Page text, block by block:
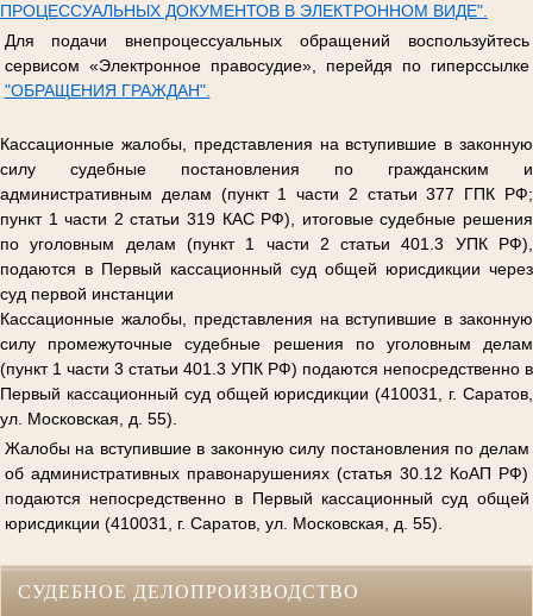
ПРОЦЕССУАЛЬНЫХ ДОКУМЕНТОВ В ЭЛЕКТРОННОМ ВИДЕ".
Для подачи внепроцессуальных обращений воспользуйтесь
сервисом «Электронное правосудие», перейдя по гиперссылке
"ОБРАЩЕНИЯ ГРАЖДАН".
Кассационные жалобы, представления на вступившие в законную
силу судебные постановления по гражданским и
административным делам (пункт 1 части 2 статьи 377 ГПК РФ;
пункт 1 части 2 статьи 319 КАС РФ), итоговые судебные решения
по уголовным делам (пункт 1 части 2 статьи 401.3 УПК РФ),
подаются в Первый кассационный суд общей юрисдикции через
суд первой инстанции
Кассационные жалобы, представления на вступившие в законную
силу промежуточные судебные решения по уголовным делам
(пункт 1 части 3 статьи 401.3 УПК РФ) подаются непосредственно в
Первый кассационный суд общей юрисдикции (410031, г. Саратов,
ул. Московская, д. 55).
Жалобы на вступившие в законную силу постановления по делам
об административных правонарушениях (статья 30.12 КоАП РФ)
подаются непосредственно в Первый кассационный суд общей
юрисдикции (410031, г. Саратов, ул. Московская, д. 55).
СУДЕБНОЕ ДЕЛОПРОИЗВОДСТВО